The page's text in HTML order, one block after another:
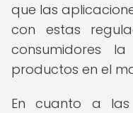
que las
con estas
consumidores
productos en el
En cuanto a